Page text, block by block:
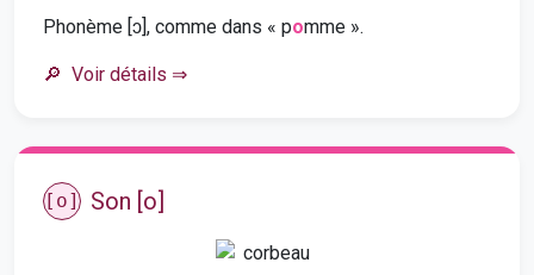
Phonème [ɔ], comme dans « pomme ».
Voir détails ⇒
[o] Son [o]